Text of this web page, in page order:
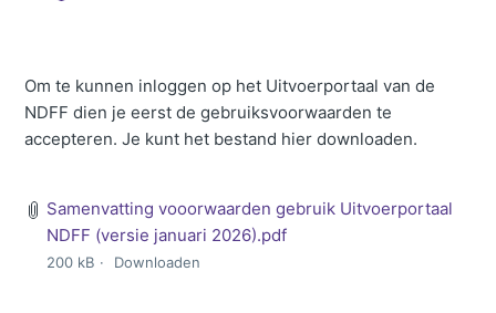
Om te kunnen inloggen op het Uitvoerportaal van de
NDFF dien je eerst de gebruiksvoorwaarden te
accepteren. Je kunt het bestand hier downloaden.
Samenvatting vooorwaarden gebruik Uitvoerportaal
NDFF (versie januari 2026).pdf
200 kB Downloaden